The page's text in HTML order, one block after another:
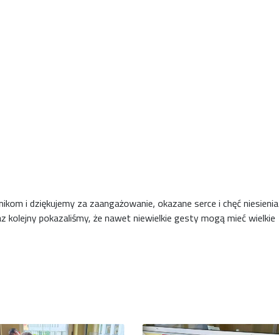
i dziękujemy za zaangażowanie, okazane serce i chęć niesienia
kolejny pokazaliśmy, że nawet niewielkie gesty mogą mieć wielkie